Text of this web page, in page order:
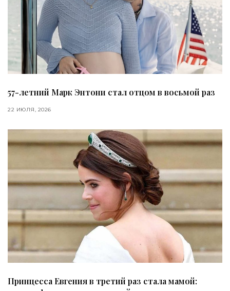
57-летний Марк Энтони стал отцом в восьмой раз
22 ИЮЛЯ, 2026
Принцесса Евгения в третий раз стала мамой: